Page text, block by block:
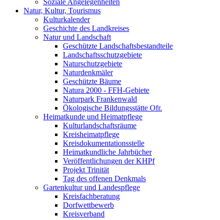
Soziale Angelegenheiten
Natur, Kultur, Tourismus
Kulturkalender
Geschichte des Landkreises
Natur und Landschaft
Geschützte Landschaftsbestandteile
Landschaftsschutzgebiete
Naturschutzgebiete
Naturdenkmäler
Geschützte Bäume
Natura 2000 - FFH-Gebiete
Naturpark Frankenwald
Ökologische Bildungsstätte Ofr.
Heimatkunde und Heimatpflege
Kulturlandschaftsräume
Kreisheimatpflege
Kreisdokumentationsstelle
Heimatkundliche Jahrbücher
Veröffentlichungen der KHPf
Projekt Trinität
Tag des offenen Denkmals
Gartenkultur und Landespflege
Kreisfachberatung
Dorfwettbewerb
Kreisverband